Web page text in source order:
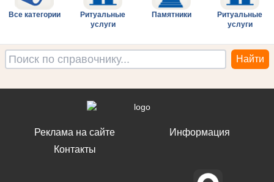
Все категории
Ритуальные
услуги
Памятники
Ритуальные
услуги
Реклама на сайте
Контакты
Информация